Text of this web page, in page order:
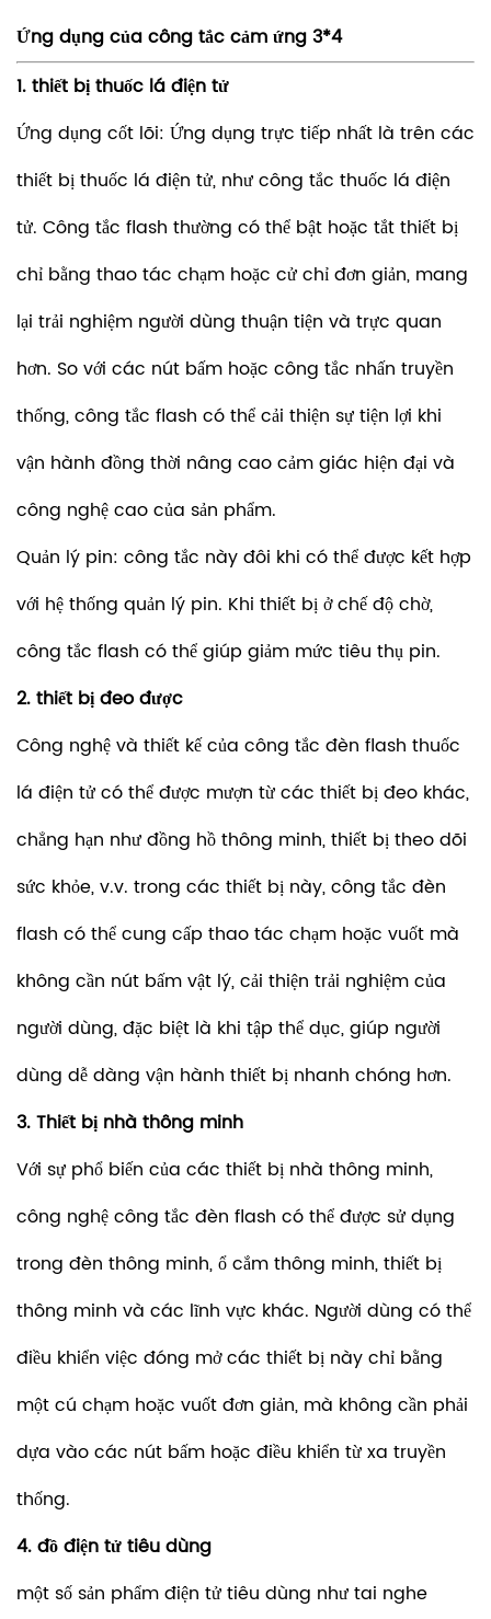
Ứng dụng của công tắc cảm ứng 3*4
1. thiết bị thuốc lá điện tử
Ứng dụng cốt lõi: Ứng dụng trực tiếp nhất là trên các
thiết bị thuốc lá điện tử, như công tắc thuốc lá điện
tử. Công tắc flash thường có thể bật hoặc tắt thiết bị
chỉ bằng thao tác chạm hoặc cử chỉ đơn giản, mang
lại trải nghiệm người dùng thuận tiện và trực quan
hơn. So với các nút bấm hoặc công tắc nhấn truyền
thống, công tắc flash có thể cải thiện sự tiện lợi khi
vận hành đồng thời nâng cao cảm giác hiện đại và
công nghệ cao của sản phẩm.
Quản lý pin: công tắc này đôi khi có thể được kết hợp
với hệ thống quản lý pin. Khi thiết bị ở chế độ chờ,
công tắc flash có thể giúp giảm mức tiêu thụ pin.
2. thiết bị đeo được
Công nghệ và thiết kế của công tắc đèn flash thuốc
lá điện tử có thể được mượn từ các thiết bị đeo khác,
chẳng hạn như đồng hồ thông minh, thiết bị theo dõi
sức khỏe, v.v. trong các thiết bị này, công tắc đèn
flash có thể cung cấp thao tác chạm hoặc vuốt mà
không cần nút bấm vật lý, cải thiện trải nghiệm của
người dùng, đặc biệt là khi tập thể dục, giúp người
dùng dễ dàng vận hành thiết bị nhanh chóng hơn.
3. Thiết bị nhà thông minh
Với sự phổ biến của các thiết bị nhà thông minh,
công nghệ công tắc đèn flash có thể được sử dụng
trong đèn thông minh, ổ cắm thông minh, thiết bị
thông minh và các lĩnh vực khác. Người dùng có thể
điều khiển việc đóng mở các thiết bị này chỉ bằng
một cú chạm hoặc vuốt đơn giản, mà không cần phải
dựa vào các nút bấm hoặc điều khiển từ xa truyền
thống.
4. đồ điện tử tiêu dùng
một số sản phẩm điện tử tiêu dùng như tai nghe